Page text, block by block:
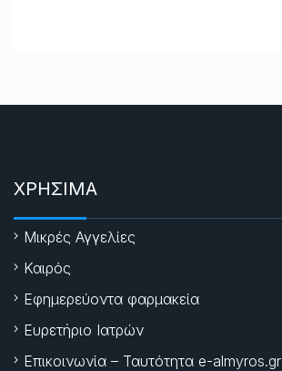
ΧΡΗΣΙΜΑ
Μικρές Αγγελίες
Καιρός
Εφημερεύοντα φαρμακεία
Ευρετήριο Ιατρών
Επικοινωνία – Ταυτότητα e-almyros.gr